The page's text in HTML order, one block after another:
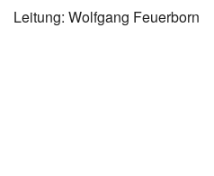
Leitung: Wolfgang Feuerborn